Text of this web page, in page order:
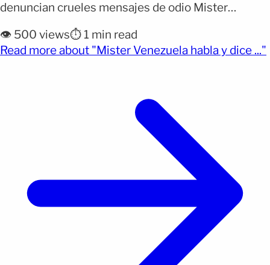
denuncian crueles mensajes de odio Mister
Mister Universo Venezuela 2025, Lenin Peña,
conmovió a las plataformas digitales este 7 de julio
👁️ 500 views⏱️ 1 min read
Read more about "Mister Venezuela habla y dice ..."